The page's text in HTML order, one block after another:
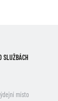
SLUŽBÁCH
místo